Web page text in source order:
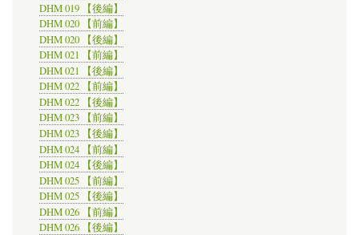
DHM 019 【後編】
DHM 020 【前編】
DHM 020 【後編】
DHM 021 【前編】
DHM 021 【後編】
DHM 022 【前編】
DHM 022 【後編】
DHM 023 【前編】
DHM 023 【後編】
DHM 024 【前編】
DHM 024 【後編】
DHM 025 【前編】
DHM 025 【後編】
DHM 026 【前編】
DHM 026 【後編】